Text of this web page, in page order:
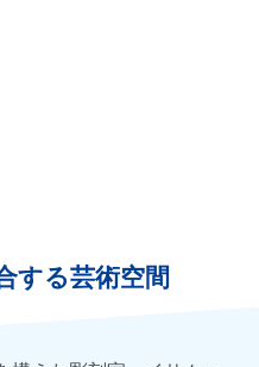
する芸術空間